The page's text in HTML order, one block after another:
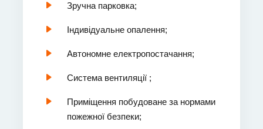
Зручна парковка;
Індивідуальне опалення;
Автономне електропостачання;
Система вентиляції ;
Приміщення побудоване за нормами
пожежної безпеки;